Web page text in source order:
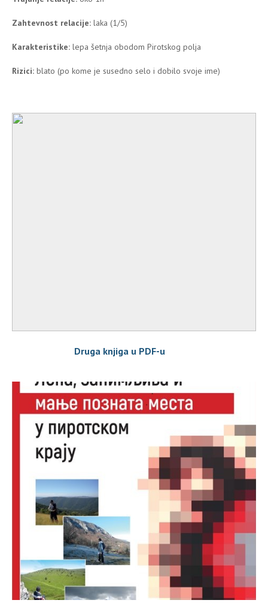
Zahtevnost relacije: laka (1/5)
Karakteristike: lepa šetnja obodom Pirotskog polja
Rizici: blato (po kome je susedno selo i dobilo svoje ime)
Druga knjiga u PDF-u